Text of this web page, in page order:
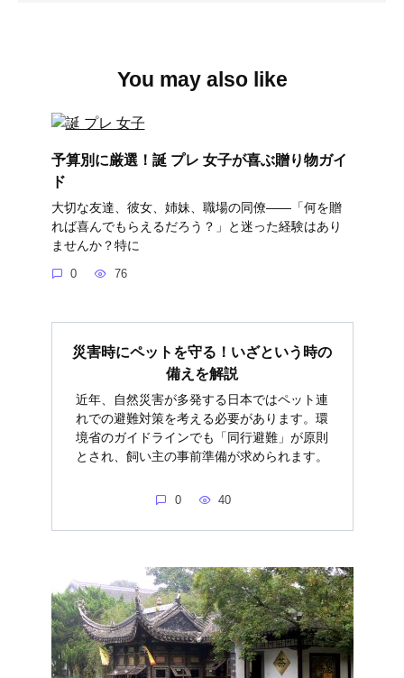
You may also like
予算別に厳選！誕 プレ 女子が喜ぶ贈り物ガイ
ド
大切な友達、彼女、姉妹、職場の同僚――「何を贈
れば喜んでもらえるだろう？」と迷った経験はあり
ませんか？特に
0 76
災害時にペットを守る！いざという時の
備えを解説
近年、自然災害が多発する日本ではペット連
れでの避難対策を考える必要があります。環
境省のガイドラインでも「同行避難」が原則
とされ、飼い主の事前準備が求められます。
0 40